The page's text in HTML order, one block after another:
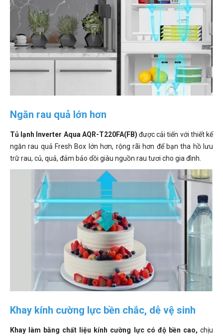
Ngăn rau quả lớn hơn
Tủ lạnh Inverter Aqua AQR-T220FA(FB) được cải tiến với thiết kế
ngăn rau quả Fresh Box lớn hơn, rộng rãi hơn để bạn tha hồ lưu
trữ rau, củ, quả, đảm bảo dồi giàu nguồn rau tươi cho gia đình.
Khay kính cường lực bền chắc, dễ vệ sinh
Khay làm bằng chất liệu kính cường lực có độ bền cao, chịu